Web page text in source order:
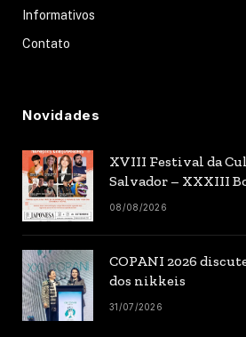
Informativos
Contato
Novidades
XVIII Festival da
Salvador – XXXIII
08/08/2026
COPANI 2026
dos nikkeis
31/07/2026